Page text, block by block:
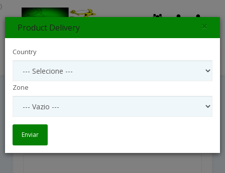
12 Mixed Roses Bunch
}
Product Delivery ×
Country
Zone
Enviar